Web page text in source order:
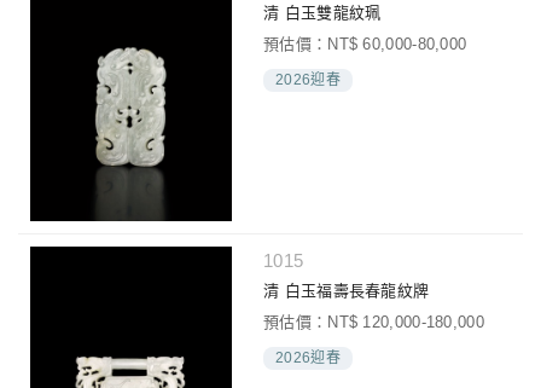
清 白玉雙龍紋珮
預估價：NT$ 60,000-80,000
2026迎春
1015
清 白玉福壽長春龍紋牌
預估價：NT$ 120,000-180,000
2026迎春